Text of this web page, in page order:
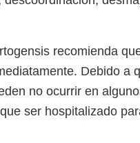
recomienda
Debido a
no ocurrir en
ser hospitalizado